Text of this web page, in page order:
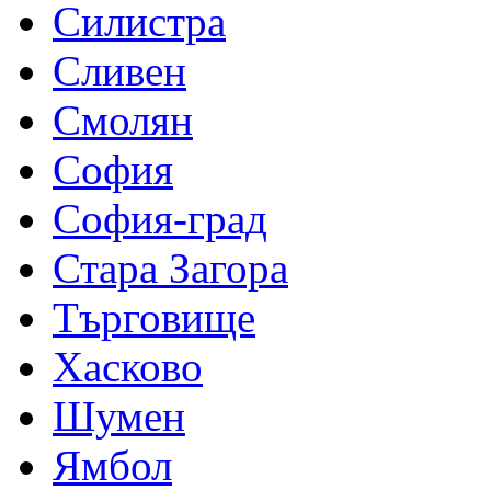
Силистра
Сливен
Смолян
София
София-град
Стара Загора
Търговище
Хасково
Шумен
Ямбол